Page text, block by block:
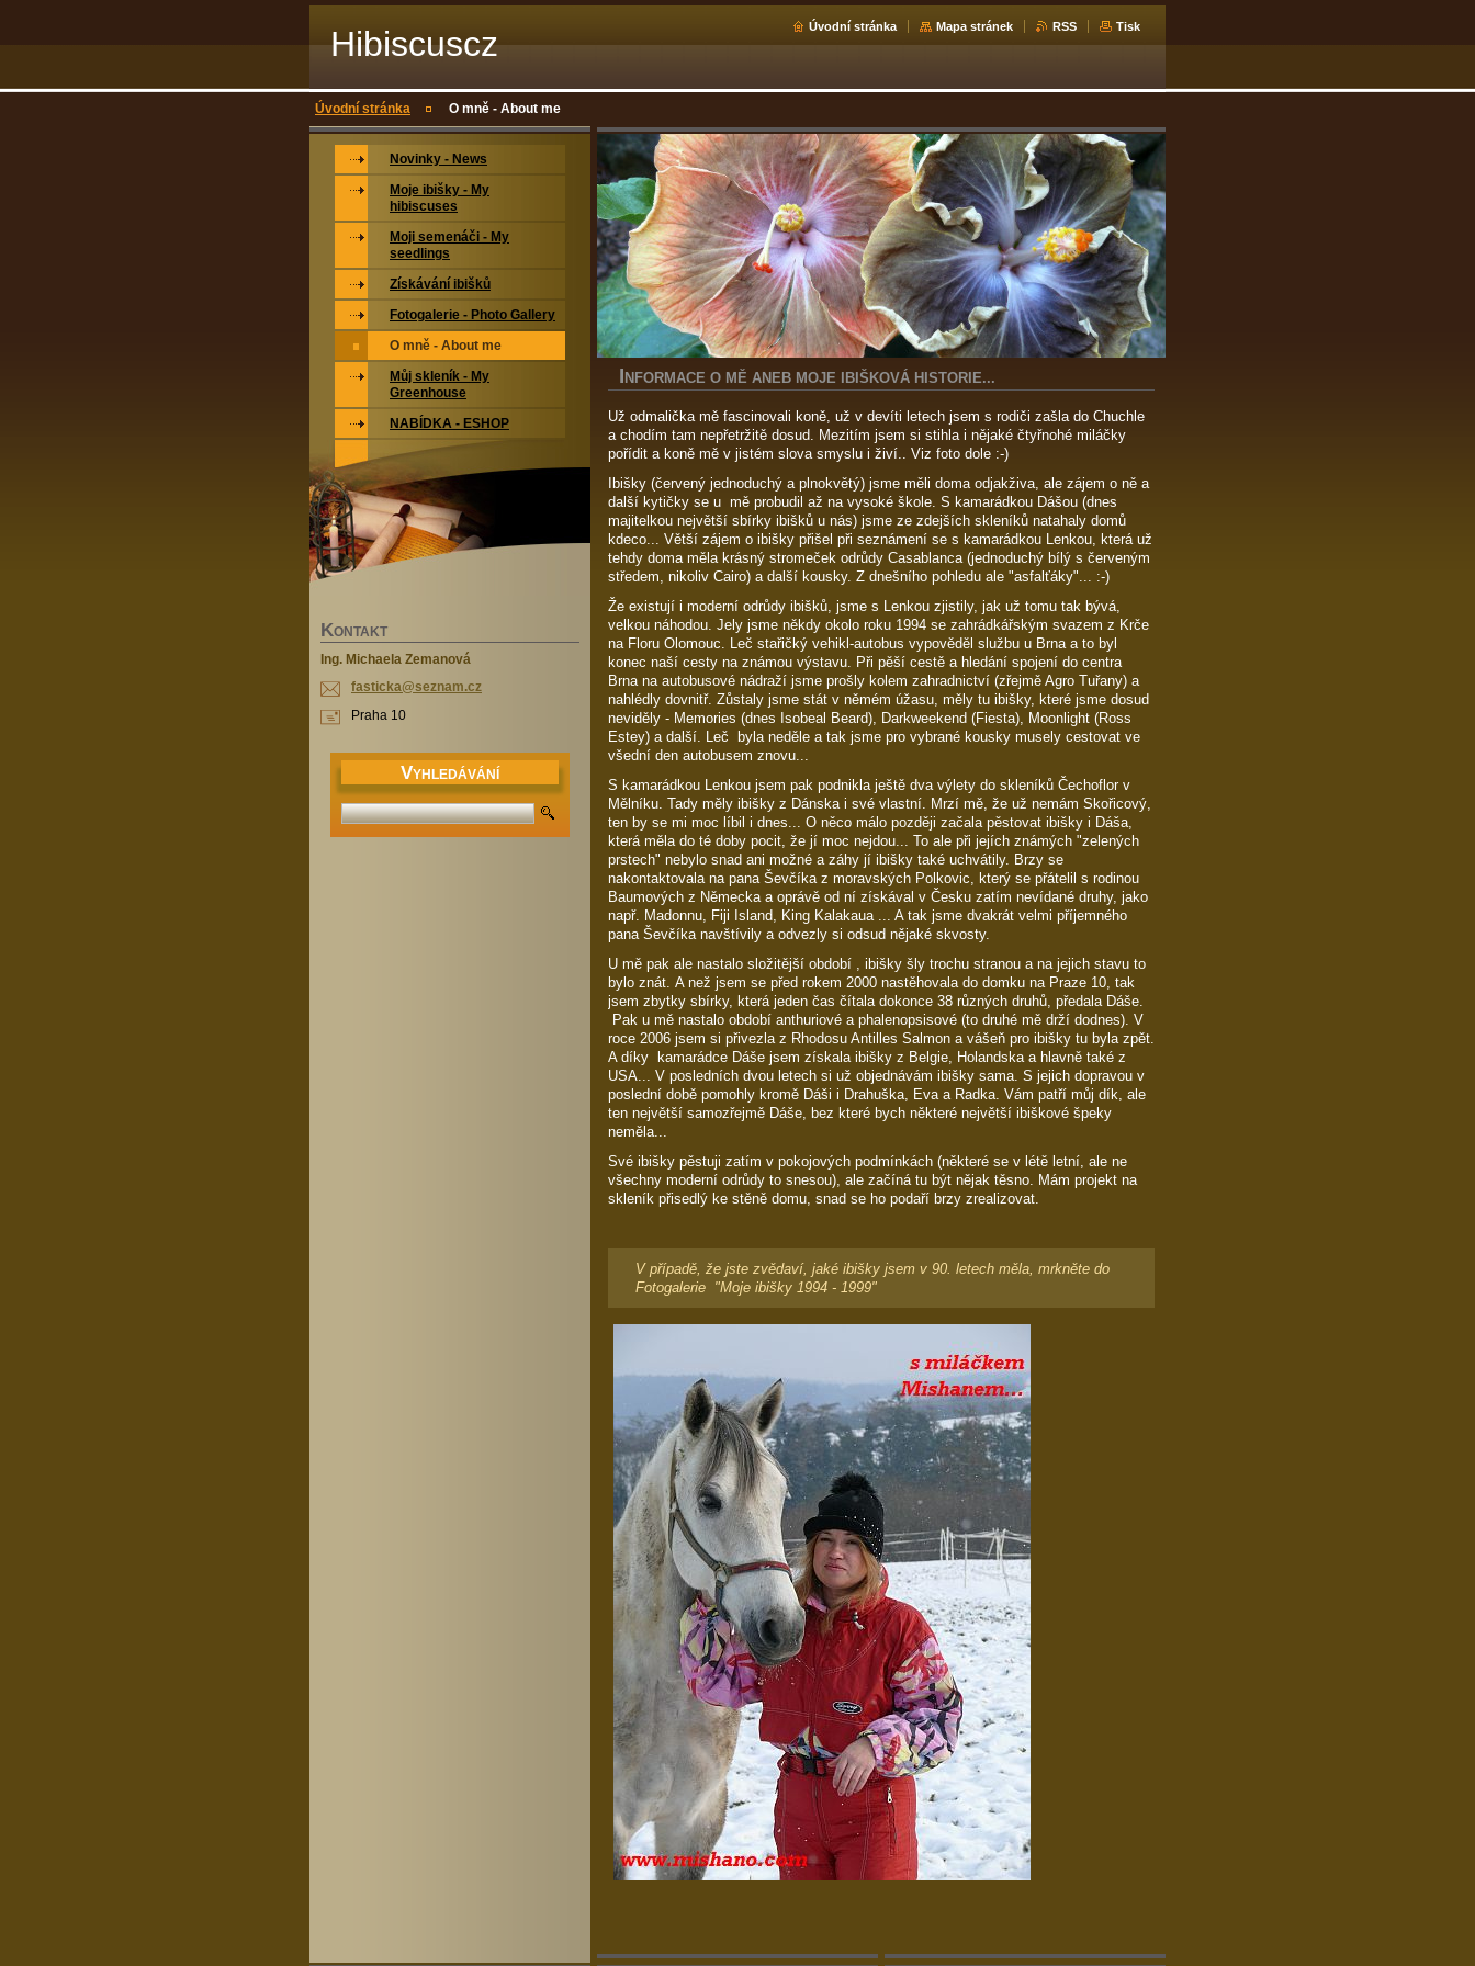
Hibiscuscz Úvodní stránka Mapa stránek RSS Tisk
Úvodní stránka O mně - About me
I NFORMACE O MĚ ANEB MOJE IBIŠKOVÁ HISTORIE...
Už odmalička mě fascinovali koně, už v devíti letech jsem s rodiči zašla do Chuchle
a chodím tam nepřetržitě dosud. Mezitím jsem si stihla i nějaké čtyřnohé miláčky
pořídit a koně mě v jistém slova smyslu i živí.. Viz foto dole :-)
Ibišky (červený jednoduchý a plnokvětý) jsme měli doma odjakživa, ale zájem o ně a
další kytičky se u mě probudil až na vysoké škole. S kamarádkou Dášou (dnes
majitelkou největší sbírky ibišků u nás) jsme ze zdejších skleníků natahaly domů
kdeco... Větší zájem o ibišky přišel při seznámení se s kamarádkou Lenkou, která už
tehdy doma měla krásný stromeček odrůdy Casablanca (jednoduchý bílý s červeným
středem, nikoliv Cairo) a další kousky. Z dnešního pohledu ale "asfalťáky"... :-)
Že existují i moderní odrůdy ibišků, jsme s Lenkou zjistily, jak už tomu tak bývá,
velkou náhodou. Jely jsme někdy okolo roku 1994 se zahrádkářským svazem z Krče
na Floru Olomouc. Leč stařičký vehikl-autobus vypověděl službu u Brna a to byl
konec naší cesty na známou výstavu. Při pěší cestě a hledání spojení do centra
Brna na autobusové nádraží jsme prošly kolem zahradnictví (zřejmě Agro Tuřany) a
nahlédly dovnitř. Zůstaly jsme stát v němém úžasu, měly tu ibišky, které jsme dosud
neviděly - Memories (dnes Isobeal Beard), Darkweekend (Fiesta), Moonlight (Ross
Estey) a další. Leč byla neděle a tak jsme pro vybrané kousky musely cestovat ve
všední den autobusem znovu...
S kamarádkou Lenkou jsem pak podnikla ještě dva výlety do skleníků Čechoflor v
Mělníku. Tady měly ibišky z Dánska i své vlastní. Mrzí mě, že už nemám Skořicový,
ten by se mi moc líbil i dnes... O něco málo později začala pěstovat ibišky i Dáša,
která měla do té doby pocit, že jí moc nejdou... To ale při jejích známých "zelených
prstech" nebylo snad ani možné a záhy jí ibišky také uchvátily. Brzy se
nakontaktovala na pana Ševčíka z moravských Polkovic, který se přátelil s rodinou
Baumových z Německa a oprávě od ní získával v Česku zatím nevídané druhy, jako
např. Madonnu, Fiji Island, King Kalakaua ... A tak jsme dvakrát velmi příjemného
pana Ševčíka navštívily a odvezly si odsud nějaké skvosty.
U mě pak ale nastalo složitější období , ibišky šly trochu stranou a na jejich stavu to
bylo znát. A než jsem se před rokem 2000 nastěhovala do domku na Praze 10, tak
jsem zbytky sbírky, která jeden čas čítala dokonce 38 různých druhů, předala Dáše.
Pak u mě nastalo období anthuriové a phalenopsisové (to druhé mě drží dodnes). V
roce 2006 jsem si přivezla z Rhodosu Antilles Salmon a vášeň pro ibišky tu byla zpět.
A díky kamarádce Dáše jsem získala ibišky z Belgie, Holandska a hlavně také z
USA... V posledních dvou letech si už objednávám ibišky sama. S jejich dopravou v
poslední době pomohly kromě Dáši i Drahuška, Eva a Radka. Vám patří můj dík, ale
ten největší samozřejmě Dáše, bez které bych některé největší ibiškové špeky
neměla...
Své ibišky pěstuji zatím v pokojových podmínkách (některé se v létě letní, ale ne
všechny moderní odrůdy to snesou), ale začíná tu být nějak těsno. Mám projekt na
skleník přisedlý ke stěně domu, snad se ho podaří brzy zrealizovat.
V případě, že jste zvědaví, jaké ibišky jsem v 90. letech měla, mrkněte do
Fotogalerie "Moje ibišky 1994 - 1999"
Novinky - News
Moje ibišky - My
hibiscuses
Moji semenáči - My
seedlings
Získávání ibišků
Fotogalerie - Photo Gallery
O mně - About me
Můj skleník - My
Greenhouse
NABÍDKA - ESHOP
KONTAKT
Ing. Michaela Zemanová
fasticka@seznam.cz
Praha 10
VYHLEDÁVÁNÍ